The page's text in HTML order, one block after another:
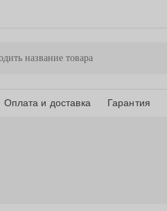
Оплата и доставка Гарантия